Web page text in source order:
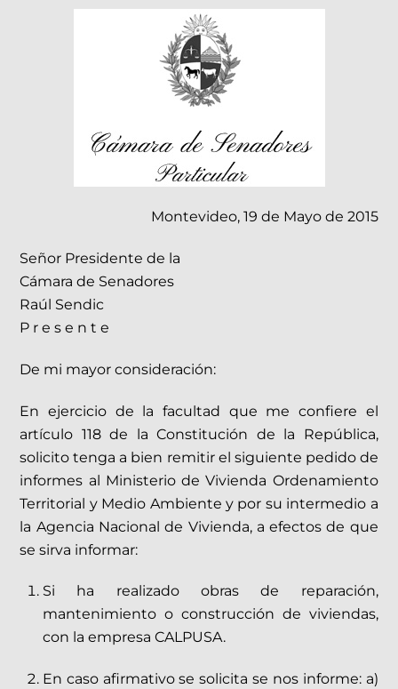
Montevideo, 19 de Mayo de 2015
Señor Presidente de la
Cámara de Senadores
Raúl Sendic
P r e s e n t e
De mi mayor consideración:
En ejercicio de la facultad que me confiere el
artículo 118 de la Constitución de la República,
solicito tenga a bien remitir el siguiente pedido de
informes al Ministerio de Vivienda Ordenamiento
Territorial y Medio Ambiente y por su intermedio a
la Agencia Nacional de Vivienda, a efectos de que
se sirva informar:
Si ha realizado obras de reparación,
mantenimiento o construcción de viviendas,
con la empresa CALPUSA.
En caso afirmativo se solicita se nos informe: a)